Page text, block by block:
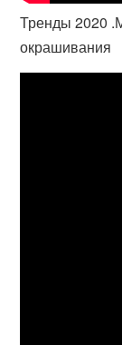
Тренды 2020
окрашивания